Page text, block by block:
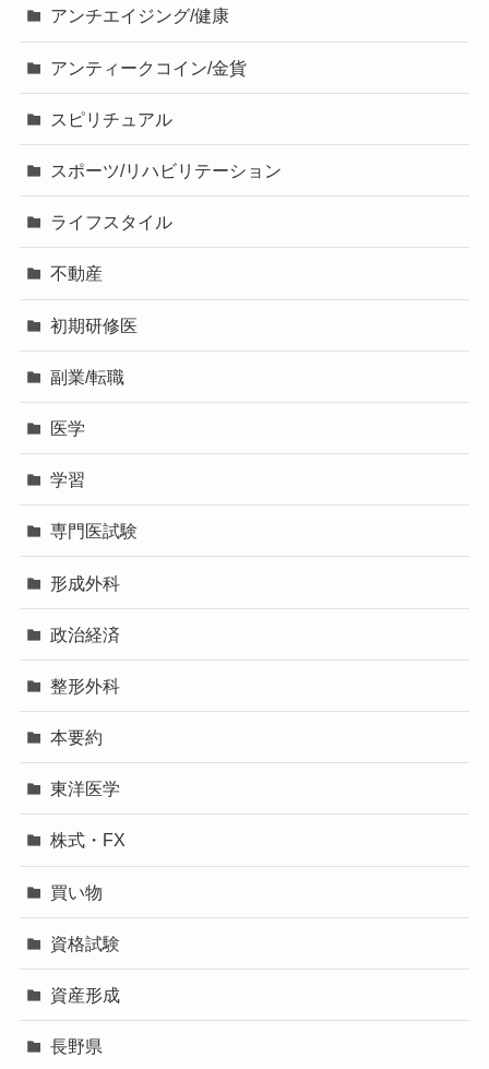
アンチエイジング/健康
アンティークコイン/金貨
スピリチュアル
スポーツ/リハビリテーション
ライフスタイル
不動産
初期研修医
副業/転職
医学
学習
専門医試験
形成外科
政治経済
整形外科
本要約
東洋医学
株式・FX
買い物
資格試験
資産形成
長野県